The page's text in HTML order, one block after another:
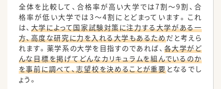
全体を比較して、合格率が高い大学では7割～9割、合
格率が低い大学では3～4割にとどまっています。これ
は、 大学によって国家試験対策に注力する大学がある一
方、高度な研究に力を入れる大学もあるためだと考えら
れます。薬学系の大学を目指すのであれば、 各大学がど
んな目標を掲げてどんなカリキュラムを組んでいるのか
を事前に調べて、志望校を決めることが重要となるでし
ょう。